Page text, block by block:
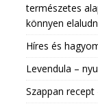
természetes
könnyen
Híres és
Levendula –
Szappan